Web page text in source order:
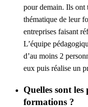
pour demain. Ils ont
thématique de leur
entreprises faisant
L’équipe
d’au moins 2
eux puis réalise un
Quelles sont
formations ?